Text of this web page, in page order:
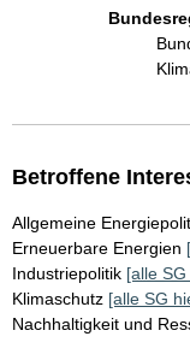
Betroffene
Allgemeine
Erneuerbare Energien
Industriepolitik [alle
Klimaschutz [alle SG
Nachhaltigkeit und